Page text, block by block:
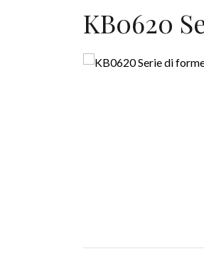
KB0620